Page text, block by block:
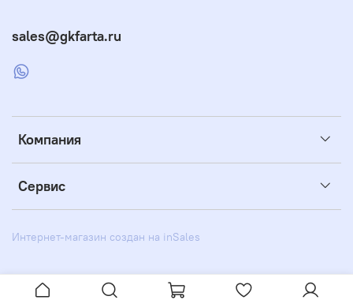
Компания
Сервис
sales@gkfarta.ru
Интернет-магазин создан на inSales